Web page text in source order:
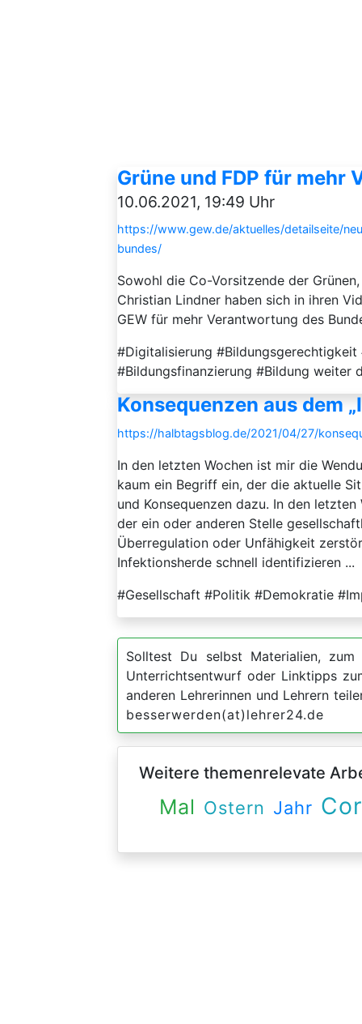
Grüne und FDP für mehr
10.06.2021, 19:49 Uhr
https://www.gew.de/aktuelles/detailseite/
bundes/
Sowohl die Co-Vorsitzende der
Christian Lindner haben sich in ihren
GEW für mehr Verantwortung des
#Digitalisierung
#Bildungsfinanzierung #Bildung weiter
Konsequenzen aus dem
https://halbtagsblog.de/2021/04/27/
In den letzten Wochen ist mir die
kaum ein Begriff ein, der die aktuelle
und Konsequenzen dazu. In den
der ein oder anderen Stelle
Überregulation oder Unfähigkeit
Infektionsherde schnell identifizieren ...
#Gesellschaft #Politik #Demokratie
Solltest Du selbst Materialien,
Unterrichtsentwurf oder Linktipps
anderen Lehrerinnen und Lehrern
besserwerden(at)lehrer24.de
Weitere themenrelevate
Mal Ostern Jahr